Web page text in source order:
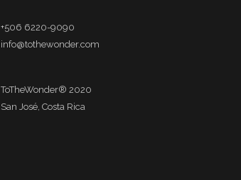
+506 6220-9090
info@tothewonder.com
ToTheWonder® 2020
San José, Costa Rica